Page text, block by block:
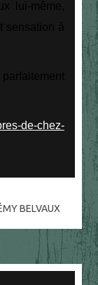
de-chez-
BELVAUX